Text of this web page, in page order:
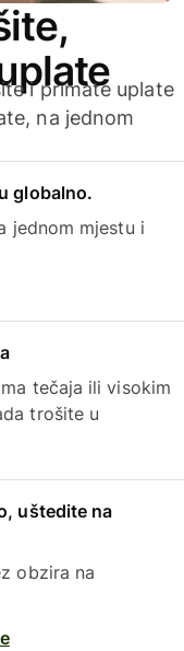
i primate uplate
na jednom
globalno.
jednom mjestu i
tečaja ili visokim
trošite u
uštedite na
obzira na